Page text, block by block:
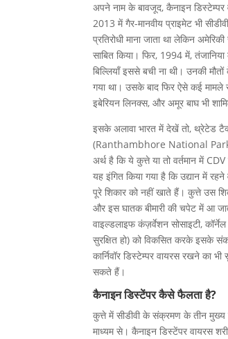
अपने नाम के बावजूद, कैनाइन डिस्टेम्पर
2013 में गैर-मानवीय प्राइमेट भी
प्रतिरोधी माना जाता था लेकिन
साबित किया। फिर, 1994 में,
बिल्लियाँ इससे बची ना थी। उनकी मौतों
गया था। उसके बाद फिर ऐसे कई
इबेरियन लिनक्स, और अमूर बाघ भी
इसके अलावा भारत में देखें तो, थ्रेटेड
(Ranthambhore National Park) के
अर्थ है कि ये कुत्ते या तो वर्तमान में
यह इंगित किया गया है कि उद्यान में
पूरे शिकार को नहीं खाते हैं। कुत्ते उस
और इस घातक बीमारी की चपेट में आ
वाइल्डलाइफ कंज़र्वेशन सोसाइटी,
सुरक्षित हो) को विकसित करके इसके
कार्निवॉर डिस्टेम्पर वायरस रखने का
सकते हैं।
कैनाइन डिस्टेंपर कैसे फैलता है?
कुत्ते में सीडीवी के संक्रमण के तीन मुख्य
माध्यम से। कैनाइन डिस्टेंपर वायरस